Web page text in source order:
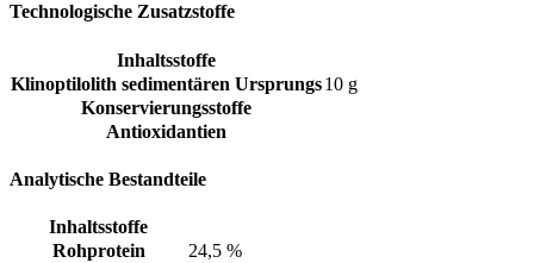
Technologische Zusatzstoffe
Inhaltsstoffe
Klinoptilolith sedimentären Ursprungs10 g
Konservierungsstoffe
Antioxidantien
Analytische Bestandteile
Inhaltsstoffe
Rohprotein
24,5 %